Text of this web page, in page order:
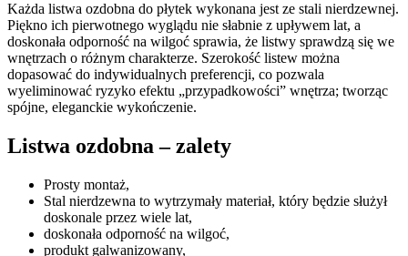
Każda listwa ozdobna do płytek wykonana jest ze stali nierdzewnej.
Piękno ich pierwotnego wyglądu nie słabnie z upływem lat, a
doskonała odporność na wilgoć sprawia, że listwy sprawdzą się we
wnętrzach o różnym charakterze. Szerokość listew można
dopasować do indywidualnych preferencji, co pozwala
wyeliminować ryzyko efektu „przypadkowości” wnętrza; tworząc
spójne, eleganckie wykończenie.
Listwa ozdobna – zalety
Prosty montaż,
Stal nierdzewna to wytrzymały materiał, który będzie służył
doskonale przez wiele lat,
doskonała odporność na wilgoć,
produkt galwanizowany,